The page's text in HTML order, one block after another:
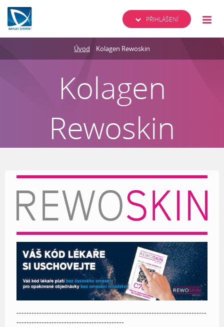
PŘIHLÁŠENÍ
Úvod Kolagen Rewoskin
Kolagen
Rewoskin
----------------------------------------------------------------------------
-------------------------------------------